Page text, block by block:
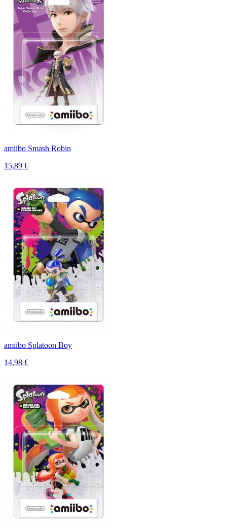
amiibo Smash Robin
15,89 €
amiibo Splatoon Boy
14,98 €